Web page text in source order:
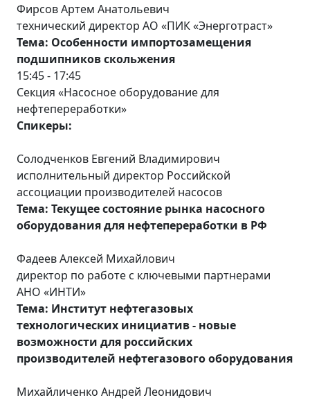
Фирсов Артем Анатольевич
технический директор АО «ПИК «Энерготраст»
Тема: Особенности импортозамещения
подшипников скольжения
15:45 - 17:45
Секция «Насосное оборудование для
нефтепереработки»
Спикеры:
Солодченков Евгений Владимирович
исполнительный директор Российской
ассоциации производителей насосов
Тема: Текущее состояние рынка насосного
оборудования для нефтепереработки в РФ
Фадеев Алексей Михайлович
директор по работе с ключевыми партнерами
АНО «ИНТИ»
Тема: Институт нефтегазовых
технологических инициатив - новые
возможности для российских
производителей нефтегазового оборудования
Михайличенко Андрей Леонидович